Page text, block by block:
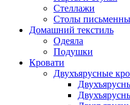
Стеллажи
Столы
Домашний текстиль
Одеяла
Подушки
Кровати
Двухъярусные